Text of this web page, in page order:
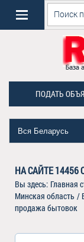
ПОДАТЬ
Вся Беларусь
НА САЙТЕ14456
Вы здесь: Главная
Минская область /
продажа бытовок